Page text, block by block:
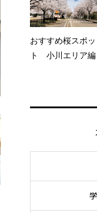
おすすめ桜スポッ
ト 小川エリア編